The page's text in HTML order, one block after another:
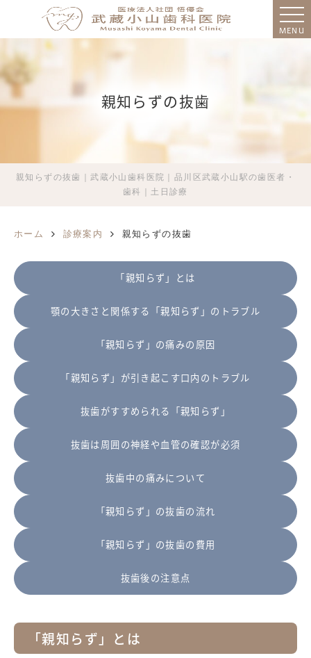
MENU
親知らずの抜歯
親知らずの抜歯｜武蔵小山歯科医院｜品川区武蔵小山駅の歯医者・
歯科｜土日診療
ホーム 診療案内 親知らずの抜歯
「親知らず」とは
顎の大きさと関係する「親知らず」のトラブル
「親知らず」の痛みの原因
「親知らず」が引き起こす口内のトラブル
抜歯がすすめられる「親知らず」
抜歯は周囲の神経や血管の確認が必須
抜歯中の痛みについて
「親知らず」の抜歯の流れ
「親知らず」の抜歯の費用
抜歯後の注意点
「親知らず」とは